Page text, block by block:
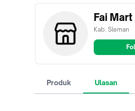
Fai Mart
Kab. Sleman
Produk Ulasan